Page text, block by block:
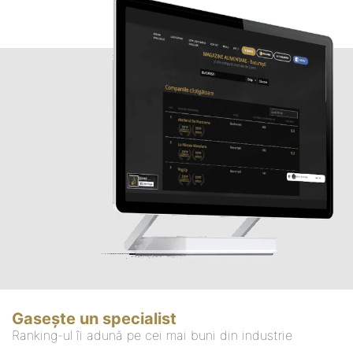
Gasește un specialist
Ranking-ul îi adună pe cei mai buni din industrie